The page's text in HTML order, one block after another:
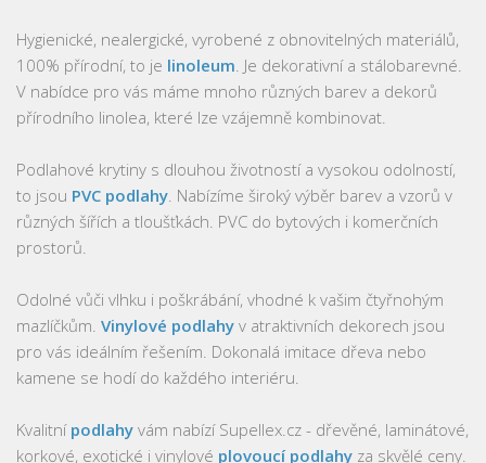
Hygienické, nealergické, vyrobené z obnovitelných materiálů,
100% přírodní, to je linoleum . Je dekorativní a stálobarevné.
V nabídce pro vás máme mnoho různých barev a dekorů
přírodního linolea, které lze vzájemně kombinovat.
Podlahové krytiny s dlouhou životností a vysokou odolností,
to jsou PVC podlahy . Nabízíme široký výběr barev a vzorů v
různých šířích a tloušťkách. PVC do bytových i komerčních
prostorů.
Odolné vůči vlhku i poškrábání, vhodné k vašim čtyřnohým
mazlíčkům. Vinylové podlahy v atraktivních dekorech jsou
pro vás ideálním řešením. Dokonalá imitace dřeva nebo
kamene se hodí do každého interiéru.
Kvalitní podlahy vám nabízí Supellex.cz - dřevěné, laminátové,
korkové, exotické i vinylové plovoucí podlahy za skvělé ceny.